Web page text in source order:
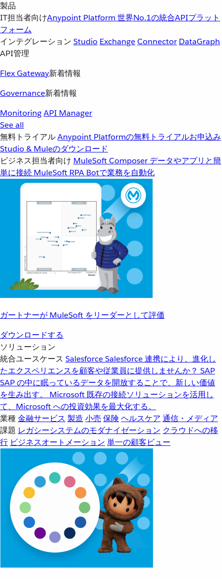
製品
IT担当者向けAnypoint Platform 世界No.1の統合APIプラット
フォーム
インテグレーション Studio ExchangeConnector DataGraph
API管理
Flex Gateway新着情報
Governance新着情報
MonitoringAPI Manager
See all
無料トライアルAnypoint Platformの無料トライアルお申込み
Studio & Muleのダウンロード
ビジネス担当者向け MuleSoft Composer データやアプリと簡
単に接続 MuleSoft RPA Botで業務を自動化
ガートナーが MuleSoft をリーダーとして評価
ダウンロードする
ソリューション
統合ユースケース SalesforceSalesforce 連携により、進化し
たエクスペリエンスを顧客や従業員に提供しませんか？ SAP
SAP の中に眠っているデータを開放することで、新しい価値
を生み出す。
Microsoft 既存の接続ソリューションを活用し
て、Microsoft への投資効果を最大化する。
業種金融サービス 製造 小売 保険 ヘルスケア 通信・メディア
課題 レガシーシステムのモダナイゼーション クラウドへの移
行 ビジネスオートメーション 単一の顧客ビュー